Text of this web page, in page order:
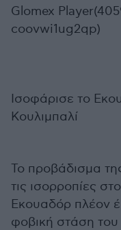
Glomex
coovwi1ug2qp)
Ισοφάρισε το
Κουλιμπαλί
Το προβάδισμα
τις ισορροπίες
Εκουαδόρ πλέον
φοβική στάση